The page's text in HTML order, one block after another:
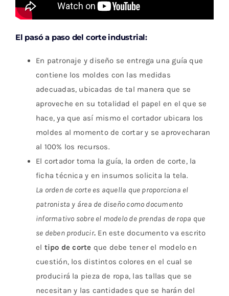
El pasó a paso del corte industrial:
En patronaje y diseño se entrega una guía que
contiene los moldes con las medidas
adecuadas, ubicadas de tal manera que se
aproveche en su totalidad el papel en el que se
hace, ya que así mismo el cortador ubicara los
moldes al momento de cortar y se aprovecharan
al 100% los recursos.
El cortador toma la guía, la orden de corte, la
ficha técnica y en insumos solicita la tela.
La orden de corte es aquella que proporciona el
patronista y área de diseño como documento
informativo sobre el modelo de prendas de ropa que
se deben producir. En este documento va escrito
el tipo de corte que debe tener el modelo en
cuestión, los distintos colores en el cual se
producirá la pieza de ropa, las tallas que se
necesitan y las cantidades que se harán del